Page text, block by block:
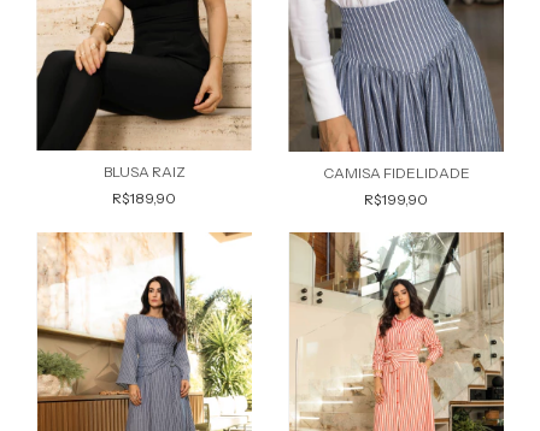
BLUSA RAIZ
R$189,90
CAMISA FIDELIDADE
R$199,90